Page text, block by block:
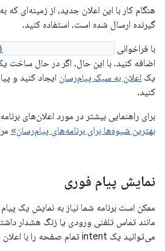
هنگام کار با این اعلان جدید، از زمینه‌ای که
گیرنده ارسال شده است، استفاده کنید.
با فراخوانی
اضافه کنید. با این حال، اگر در حال ساخت
یک اعلان به سبک پیام‌رسان ایجاد کنید و
کنید.
برای راهنمایی بیشتر در مورد اعلان‌های
بهترین شیوه‌ها برای برنامه‌های پیام‌رسان»
نمایش پیام فوری
ممکن است برنامه شما نیاز به نمایش یک
مانند تماس تلفنی ورودی یا زنگ هشدار
می‌توانید یک intent تمام صفحه را با اعلان خود مرتبط کنید.